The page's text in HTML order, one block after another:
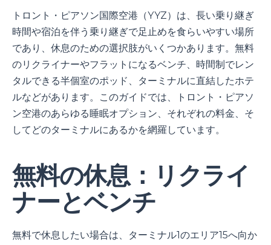
トロント・ピアソン国際空港（YYZ）は、長い乗り継ぎ
時間や宿泊を伴う乗り継ぎで足止めを食らいやすい場所
であり、休息のための選択肢がいくつかあります。無料
のリクライナーやフラットになるベンチ、時間制でレン
タルできる半個室のポッド、ターミナルに直結したホテ
ルなどがあります。このガイドでは、トロント・ピアソ
ン空港のあらゆる睡眠オプション、それぞれの料金、そ
してどのターミナルにあるかを網羅しています。
無料の休息：リクライ
ナーとベンチ
無料で休息したい場合は、ターミナル1のエリア15へ向か